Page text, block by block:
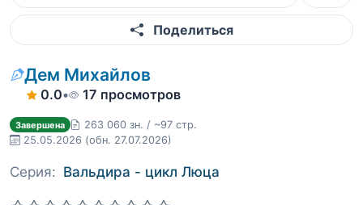
Поделиться
Дем Михайлов
0.0• 17 просмотров
Завершена
263 060 зн. / ~97 стр.
25.05.2026 (обн. 27.07.2026)
Серия: Вальдира - цикл Люца